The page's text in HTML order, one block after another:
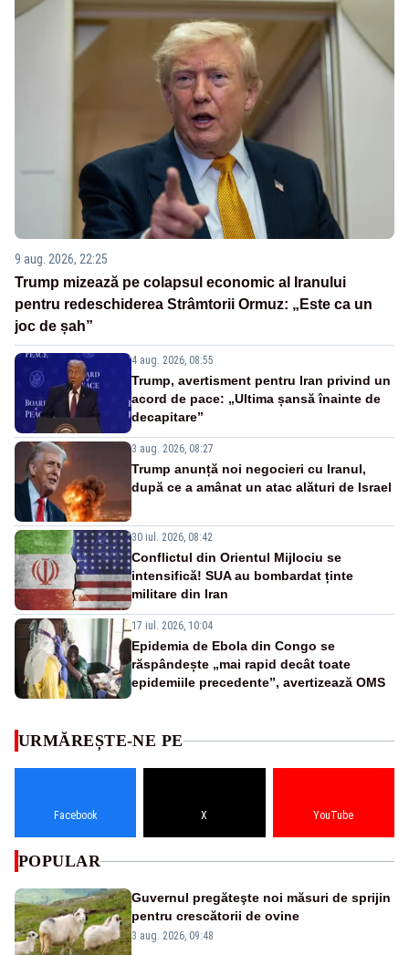
9 aug. 2026, 22:25
Trump mizează pe colapsul economic al Iranului
pentru redeschiderea Strâmtorii Ormuz: „Este ca un
joc de șah”
4 aug. 2026, 08:55
Trump, avertisment pentru Iran privind un
acord de pace: „Ultima șansă înainte de
decapitare”
3 aug. 2026, 08:27
Trump anunță noi negocieri cu Iranul,
după ce a amânat un atac alături de Israel
30 iul. 2026, 08:42
Conflictul din Orientul Mijlociu se
intensifică! SUA au bombardat ținte
militare din Iran
17 iul. 2026, 10:04
Epidemia de Ebola din Congo se
răspândește „mai rapid decât toate
epidemiile precedente”, avertizează OMS
URMĂREȘTE-NE PE
Facebook X YouTube
POPULAR
Guvernul pregăteşte noi măsuri de sprijin
pentru crescătorii de ovine
3 aug. 2026, 09:48